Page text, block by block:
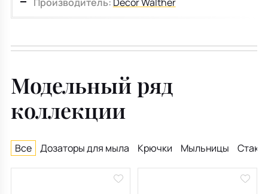
Модельный ряд
коллекции
Все Дозаторы для мыла Крючки Мыльницы